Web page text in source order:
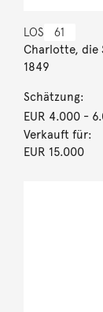
LOS 61
Charlotte, die
1849
Schätzung:
EUR 4.000-
Verkauft für:
EUR 15.000